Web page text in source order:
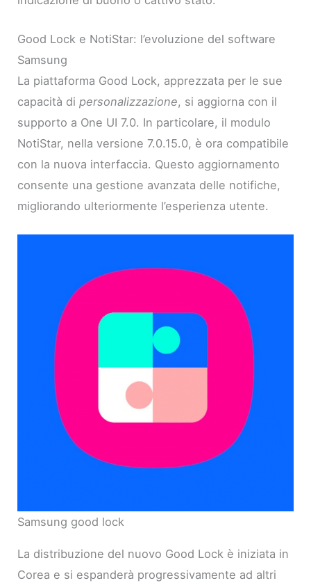
Good Lock e NotiStar: l’evoluzione del software
Samsung
La piattaforma Good Lock, apprezzata per le sue
capacità dipersonalizzazione, si aggiorna con il
supporto a One UI 7.0. In particolare, il modulo
NotiStar, nella versione 7.0.15.0, è ora compatibile
con la nuova interfaccia. Questo aggiornamento
consente una gestione avanzata delle notifiche,
migliorando ulteriormente l’esperienza utente.
Samsung good lock
La distribuzione del nuovo Good Lock è iniziata in
Corea e si espanderà progressivamente ad altri